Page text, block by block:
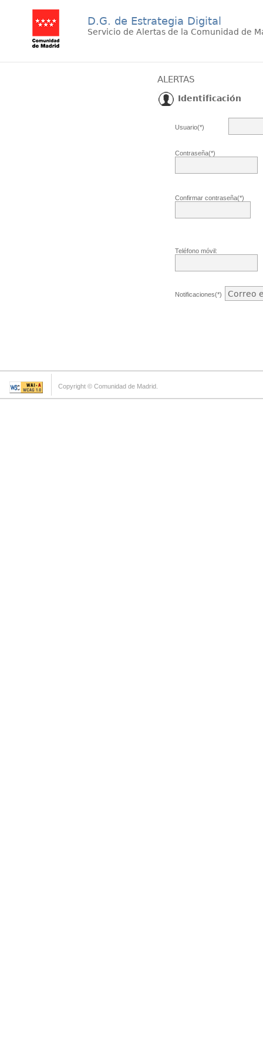
D.G. de Estrategia Digital
Servicio de Alertas de la Comunidad de
ALERTAS
Identificación
Usuario(*)
Contraseña(*)
Confirmar contraseña(*)
Teléfono móvil:
Notificaciones(*)
Copyright © Comunidad de Madrid.